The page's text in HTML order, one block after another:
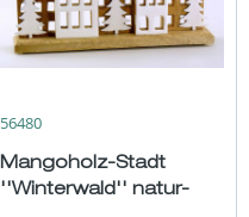
56480
Mangoholz-Stadt
''Winterwald'' natur-